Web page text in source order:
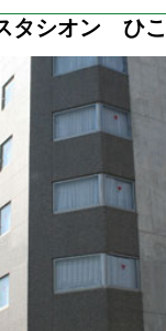
タシオン ひ